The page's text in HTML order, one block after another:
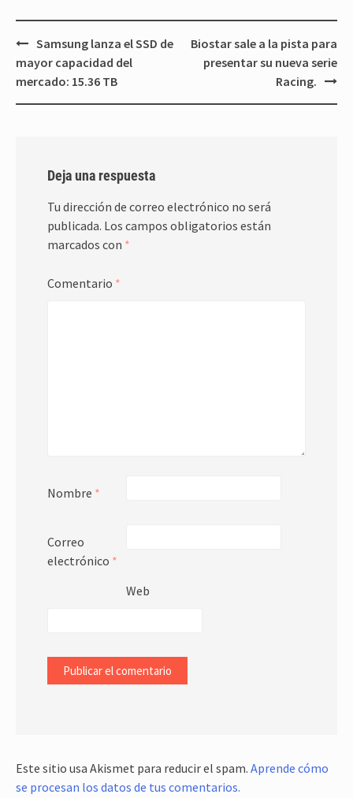
Navegación
de
entradas
Samsung lanza el SSD de
mayor capacidad del
mercado: 15.36 TB
Biostar sale a la pista para
presentar su nueva serie
Racing.
Deja una respuesta
Tu dirección de correo electrónico no será
publicada. Los campos obligatorios están
marcados con *
Comentario *
Nombre *
Correo
electrónico *
Web
Este sitio usa Akismet para reducir el spam. Aprende cómo
se procesan los datos de tus comentarios.